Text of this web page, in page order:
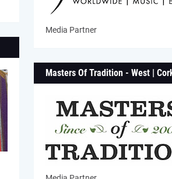
Media Partner
Masters Of Tradition - West |